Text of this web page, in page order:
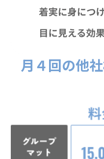
月４回の他